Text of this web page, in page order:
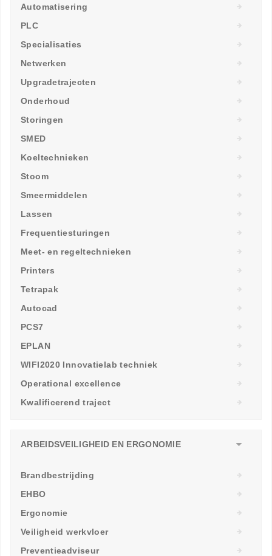
Automatisering
PLC
Specialisaties
Netwerken
Upgradetrajecten
Onderhoud
Storingen
SMED
Koeltechnieken
Stoom
Smeermiddelen
Lassen
Frequentiesturingen
Meet- en regeltechnieken
Printers
Tetrapak
Autocad
PCS7
EPLAN
WIFI2020 Innovatielab techniek
Operational excellence
Kwalificerend traject
ARBEIDSVEILIGHEID EN ERGONOMIE
Brandbestrijding
EHBO
Ergonomie
Veiligheid werkvloer
Preventieadviseur